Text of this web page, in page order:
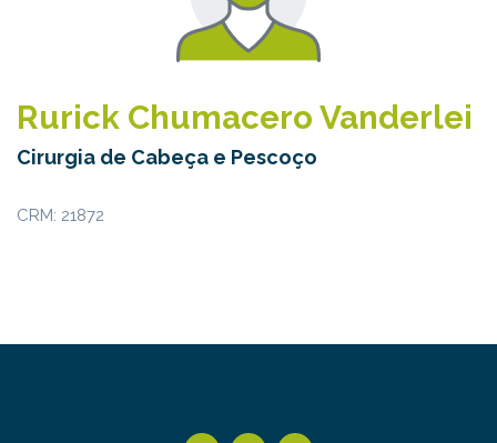
Rurick Chumacero Vanderlei
Cirurgia de Cabeça e Pescoço
CRM: 21872